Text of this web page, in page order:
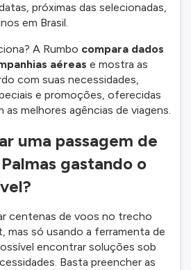
próximas das selecionadas,
em Brasil.
A Rumbo compara dados
aéreas e mostra as
com suas necessidades,
e promoções, oferecidas
melhores agências de viagens.
uma passagem de
gastando o
centenas de voos no trecho
mas só usando a ferramenta de
encontrar soluções sob
Basta preencher as